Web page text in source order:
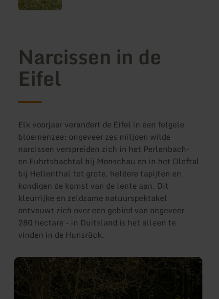
Narcissen in de
Eifel
Elk voorjaar verandert de Eifel in een felgele
bloemenzee: ongeveer zes miljoen wilde
narcissen verspreiden zich in het Perlenbach-
en Fuhrtsbachtal bij Monschau en in het Oleftal
bij Hellenthal tot grote, heldere tapijten en
kondigen de komst van de lente aan. Dit
kleurrijke en zeldzame natuurspektakel
ontvouwt zich over een gebied van ongeveer
280 hectare - in Duitsland is het alleen te
vinden in de Hunsrück.
meer
informatie
over:
Narcissen